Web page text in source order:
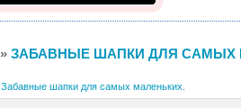
» ЗАБАВНЫЕ ШАПКИ ДЛЯ САМЫХ
Забавные шапки для самых маленьких.